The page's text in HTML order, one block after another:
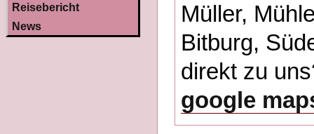
Reisebericht
News
Müller,
Bitburg,
direkt zu
google